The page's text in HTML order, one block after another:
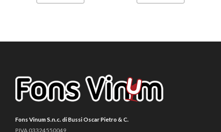
Fons Vinum S.n.c. di Bussi Oscar Pietro & C.
P.IVA 03324550049